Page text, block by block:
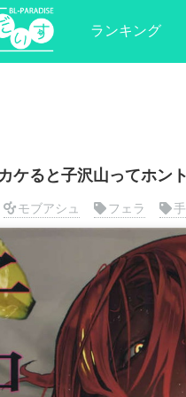
ランキング
ケると子沢山ってホン
モブアシュ フェラ